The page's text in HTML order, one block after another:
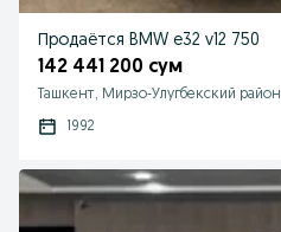
Продаётся BMW e32 v12 750
142 441 200 сум
Ташкент, Мирзо-Улугбекский район
1992